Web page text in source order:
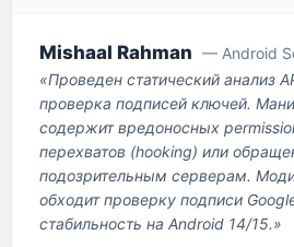
Mishaal Rahman — Android
«Проведен статический анализ
проверка подписей ключей.
содержит вредоносных
перехватов (hooking) или
подозрительным серверам.
обходит проверку подписи
стабильность на Android 14/15.»